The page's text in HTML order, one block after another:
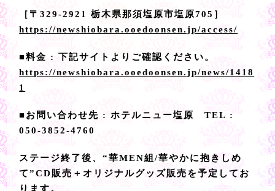
［〒329-2921 栃木県那須塩原市塩原705］
https://newshiobara.ooedoonsen.jp/access/
■料金 : 下記サイトよりご確認ください。
https://newshiobara.ooedoonsen.jp/news/1418
1
■お問い合わせ先 : ホテルニュー塩原 TEL :
050-3852-4760
ステージ終了後、“華MEN組/華やかに抱きしめ
て”CD販売＋オリジナルグッズ販売を予定してお
ります。